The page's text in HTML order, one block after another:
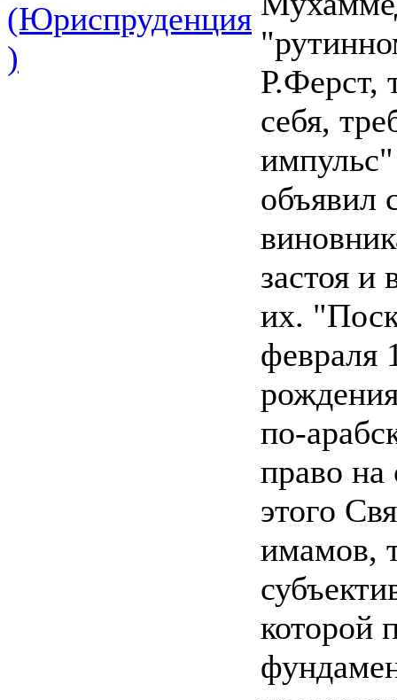
(Юриспруденция
)
Р.Ферст,
себя,
объявил
застоя и
их.
февраля
по-
право
этого
имамов,
которой